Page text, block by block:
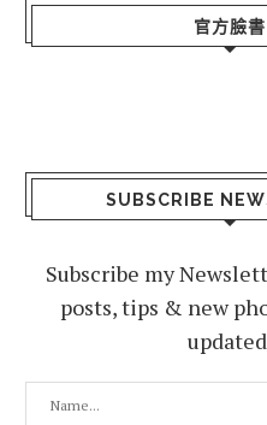
官方臉書
SUBSCRIBE
Subscribe my
posts, tips & new